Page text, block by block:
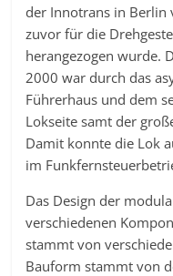
der Innotrans in Berlin
zuvor für die
herangezogen wurde.
2000 war durch das
Führerhaus und dem
Lokseite samt der
Damit konnte die Lok
im
Das Design der
verschiedenen
stammt von
Bauform stammt von